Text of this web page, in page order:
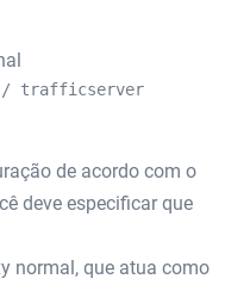
trafficserver
de acordo com o
deve especificar que
normal, que atua como